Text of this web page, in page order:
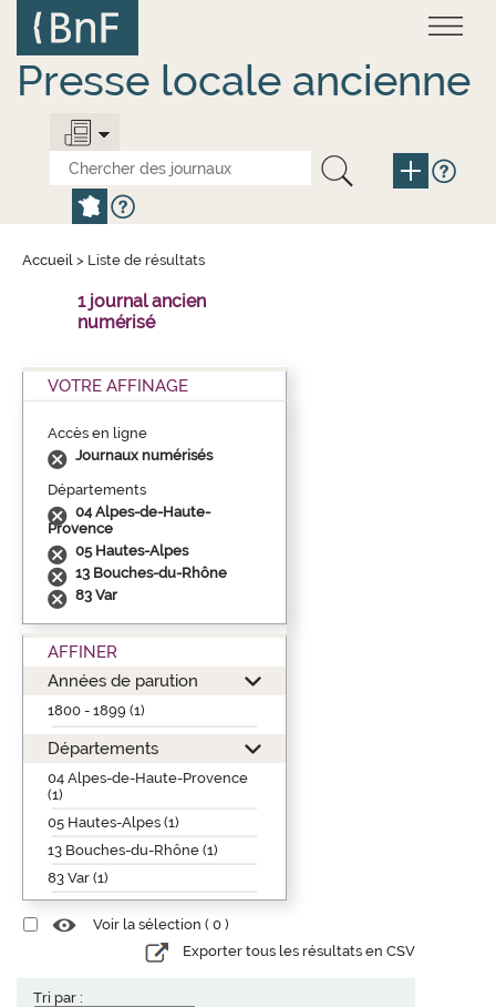
contenu
principal
Presse locale ancienne
Accueil > Liste de résultats
1 journal ancien
numérisé
VOTRE AFFINAGE
Accès en ligne
Journaux numérisés
Départements
04 Alpes-de-Haute-
Provence
05 Hautes-Alpes
13 Bouches-du-Rhône
83 Var
AFFINER
Années de parution
1800 - 1899 (1)
Départements
04 Alpes-de-Haute-Provence
(1)
05 Hautes-Alpes (1)
13 Bouches-du-Rhône (1)
83 Var (1)
Voir la sélection ( 0 )
Exporter tous les résultats en CSV
Tri par :
Panneau de gestion des cookies